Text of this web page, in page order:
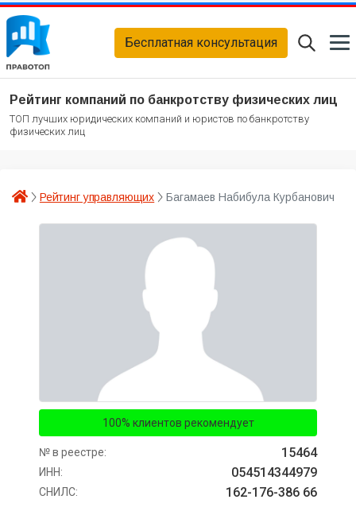
Бесплатная консультация
Рейтинг компаний по банкротству физических лиц
ТОП лучших юридических компаний и юристов по банкротству
физических лиц
Рейтинг управляющих Багамаев Набибула Курбанович
100% клиентов рекомендует
№ в реестре: 15464
ИНН: 054514344979
СНИЛС: 162-176-386 66